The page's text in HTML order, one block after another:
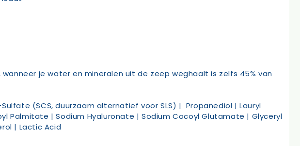
wanneer je water en mineralen uit de zeep weghaalt is zelfs 45% van
(SCS, duurzaam alternatief voor SLS) | Propanediol | Lauryl
Palmitate | Sodium Hyaluronate | Sodium Cocoyl Glutamate | Glyceryl
| Lactic Acid